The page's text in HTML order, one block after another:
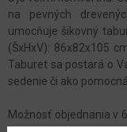
na pevných
umocňuje šikovný
(ŠxHxV): 86x82x105
Taburet sa postará o
sedenie či ako
Možnosť objednania v